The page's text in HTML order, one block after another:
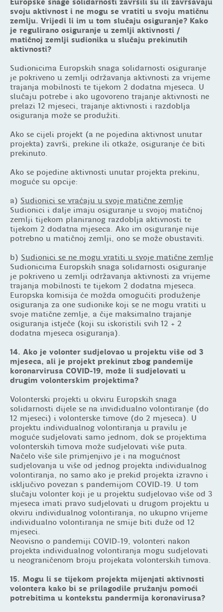
Europske snage solidarnosti završili su ili završavaju
svoju aktivnost i ne mogu se vratiti u svoju matičnu
zemlju. Vrijedi li im u tom slučaju osiguranje? Kako
je regulirano osiguranje u zemlji aktivnosti /
matičnoj zemlji sudionika u slučaju prekinutih
aktivnosti?
Sudionicima Europskih snaga solidarnosti osiguranje
je pokriveno u zemlji održavanja aktivnosti za vrijeme
trajanja mobilnosti te tijekom 2 dodatna mjeseca. U
slučaju potrebe i ako ugovoreno trajanje aktivnosti ne
prelazi 12 mjeseci, trajanje aktivnosti i razdoblja
osiguranja može se produžiti.
Ako se cijeli projekt (a ne pojedina aktivnost unutar
projekta) završi, prekine ili otkaže, osiguranje će biti
prekinuto.
Ako se pojedine aktivnosti unutar projekta prekinu,
moguće su opcije:
a) Sudionici se vraćaju u svoje matične zemlje
Sudionici i dalje imaju osiguranje u svojoj matičnoj
zemlji tijekom planiranog razdoblja aktivnosti te
tijekom 2 dodatna mjeseca. Ako im osiguranje nije
potrebno u matičnoj zemlji, ono se može obustaviti.
b) Sudionici se ne mogu vratiti u svoje matične zemlje
Sudionicima Europskih snaga solidarnosti osiguranje
je pokriveno u zemlji održavanja aktivnosti za vrijeme
trajanja mobilnosti te tijekom 2 dodatna mjeseca.
Europska komisija će možda omogućiti produženje
osiguranja za one sudionike koji se ne mogu vratiti u
svoje matične zemlje, a čije maksimalno trajanje
osiguranja istječe (koji su iskoristili svih 12 + 2
dodatna mjeseca osiguranja).
14. Ako je volonter sudjelovao u projektu više od 3
mjeseca, ali je projekt prekinut zbog pandemije
koronarvirusa COVID-19, može li sudjelovati u
drugim volonterskim projektima?
Volonterski projekti u okviru Europskih snaga
solidarnosti dijele se na invididualno volontiranje (do
12 mjeseci) i volonterske timove (do 2 mjeseca). U
projektu individualnog volontiranja u pravilu je
moguće sudjelovati samo jednom, dok se projektima
volonterskih timova može sudjelovati više puta.
Načelo više sile primjenjivo je i na mogućnost
sudjelovanja u više od jednog projekta individualnog
volontiranja, no samo ako je prekid projekta izravno i
isključivo povezan s pandemijom COVID-19. U tom
slučaju volonter koji je u projektu sudjelovao više od 3
mjeseca imati pravo sudjelovati u drugom projektu u
okviru individualnog volontiranja, no ukupno vrijeme
individualno volontiranja ne smije biti duže od 12
mjeseci.
Neovisno o pandemiji COVID-19, volonteri nakon
projekta individualnog volontiranja mogu sudjelovati
u neograničenom broju projekata volonterskih timova.
15. Mogu li se tijekom projekta mijenjati aktivnosti
volontera kako bi se prilagodile pružanju pomoći
potrebitima u kontekstu pandermija koronavirusa?